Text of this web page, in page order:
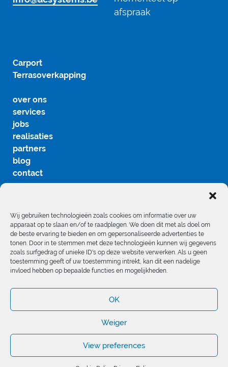
Wij gebruiken technologieën zoals cookies om informatie over uw
apparaat op te slaan en/of te raadplegen. We doen dit met als doel om
de beste ervaring te bieden en om gepersonaliseerde advertenties te
tonen. Door in te stemmen met deze technologieën kunnen wij gegevens
zoals surfgedrag of unieke ID's op deze website verwerken. Als u geen
toestemming geeft of uw toestemming intrekt, kan dit een nadelige
invloed hebben op bepaalde functies en mogelijkheden.
OK
Weiger
View preferences
afspraak
Carport
Terrasoverkapping
over ons
services
jobs
realisaties
partners
blog
contact
volg ons
Cookie Policy